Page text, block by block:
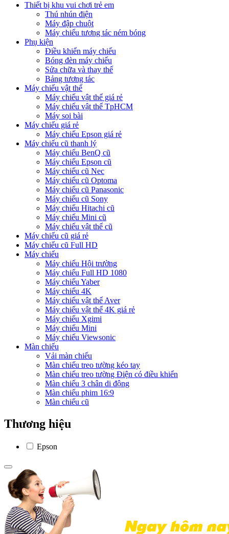
Thiết bị khu vui chơi trẻ em
Thú nhún điện
Máy đập chuột
Máy chiếu tương tác ném bóng
Phụ kiện
Điều khiển máy chiếu
Bóng đèn máy chiếu
Sửa chữa và thay thế
Bảng tương tác
Máy chiếu vật thể
Máy chiếu vật thể giá rẻ
Máy chiếu vật thể TpHCM
Máy soi bài
Máy chiếu giá rẻ
Máy chiếu Epson giá rẻ
Máy chiếu cũ thanh lý
Máy chiếu BenQ cũ
Máy chiếu Epson cũ
Máy chiếu cũ Nec
Máy chiếu cũ Optoma
Máy chiếu cũ Panasonic
Máy chiếu cũ Sony
Máy chiếu Hitachi cũ
Máy chiếu Mini cũ
Máy chiếu vật thể cũ
Máy chiếu cũ giá rẻ
Máy chiếu cũ Full HD
Máy chiếu
Máy chiếu Hội trường
Máy chiếu Full HD 1080
Máy chiếu Yaber
Máy chiếu 4K
Máy chiếu vật thể Aver
Máy chiếu vật thể 4K giá rẻ
Máy chiếu Xgimi
Máy chiếu Mini
Máy chiếu Viewsonic
Màn chiếu
Vải màn chiếu
Màn chiếu treo tường kéo tay
Màn chiếu treo tường Điện có điều khiển
Màn chiếu 3 chân di động
Màn chiếu phim 16:9
Màn chiếu cũ
Thương hiệu
Epson